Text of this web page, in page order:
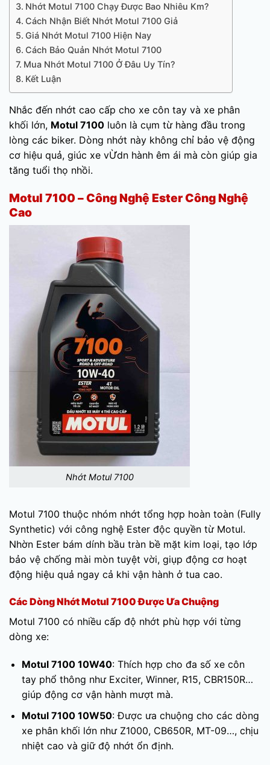
Nhớt Motul 7100 Chạy Được Bao Nhiêu Km?
Cách Nhận Biết Nhớt Motul 7100 Giả
Giá Nhớt Motul 7100 Hiện Nay
Cách Bảo Quản Nhớt Motul 7100
Mua Nhớt Motul 7100 Ở Đâu Uy Tín?
Kết Luận
Nhắc đến nhớt cao cấp cho xe côn tay và xe phân
khối lớn, Motul 7100 luôn là cụm từ hàng đầu trong
lòng các biker. Dòng nhớt này không chỉ bảo vệ động
cơ hiệu quả, giúc xe vỪdn hành êm ái mà còn giúp gia
tăng tuổi thọ nhồi.
Motul 7100 – Công Nghệ Ester Công Nghệ
Cao
Nhớt Motul 7100
Motul 7100 thuộc nhóm nhớt tổng hợp hoàn toàn (Fully
Synthetic) với công nghệ Ester độc quyền từ Motul.
Nhờn Ester bám dính bầu tràn bề mặt kim loại, tạo lớp
bảo vệ chống mài mòn tuyệt vời, giụp động cơ hoạt
động hiệu quả ngay cả khi vận hành ở tua cao.
Các Dòng Nhớt Motul 7100 Được Ưa Chuộng
Motul 7100 có nhiều cấp độ nhớt phù hợp với từng
dòng xe:
Motul 7100 10W40: Thích hợp cho đa số xe côn
tay phổ thông như Exciter, Winner, R15, CBR150R…
giúp động cơ vận hành mượt mà.
Motul 7100 10W50: Được ưa chuộng cho các dòng
xe phân khối lớn như Z1000, CB650R, MT-09…, chịu
nhiệt cao và giữ độ nhớt ổn định.